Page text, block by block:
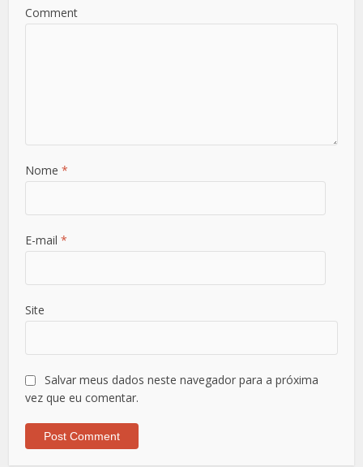
Comment
Nome*
E-mail*
Site
Salvar meus dados neste navegador para a próxima
vez que eu comentar.